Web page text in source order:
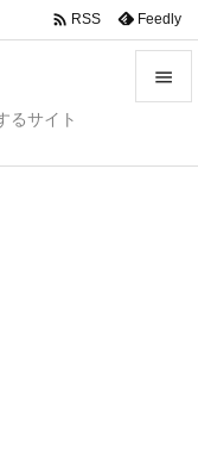
るサイト

 RSS Feedly